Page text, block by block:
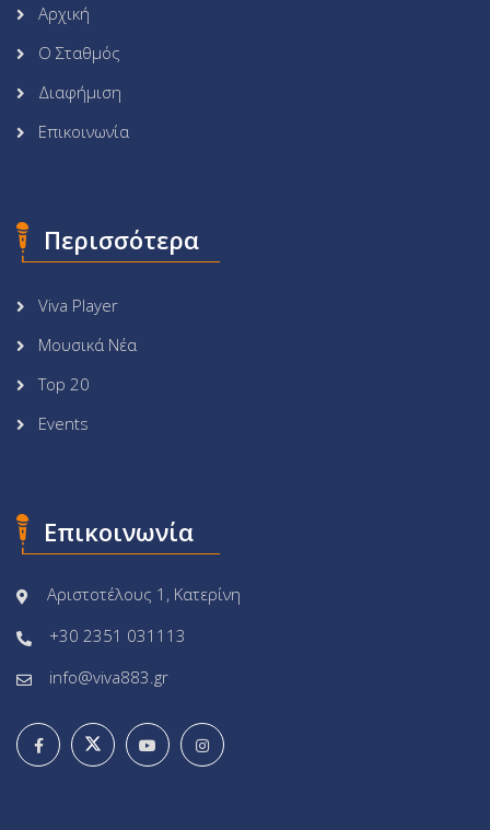
Αρχική
Ο Σταθμός
Διαφήμιση
Επικοινωνία
Περισσότερα
Viva Player
Μουσικά Νέα
Top 20
Events
Επικοινωνία
Αριστοτέλους 1, Κατερίνη
+30 2351 031113
info@viva883.gr